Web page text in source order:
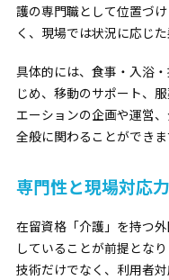
護の専門職として位置づ
く、現場では状況に応じ
具体的には、食事・入浴
じめ、移動のサポート、
エーションの企画や運営
全般に関わることができま
専門性と現場対応
在留資格「介護」を持つ
していることが前提とな
技術だけでなく、利用者